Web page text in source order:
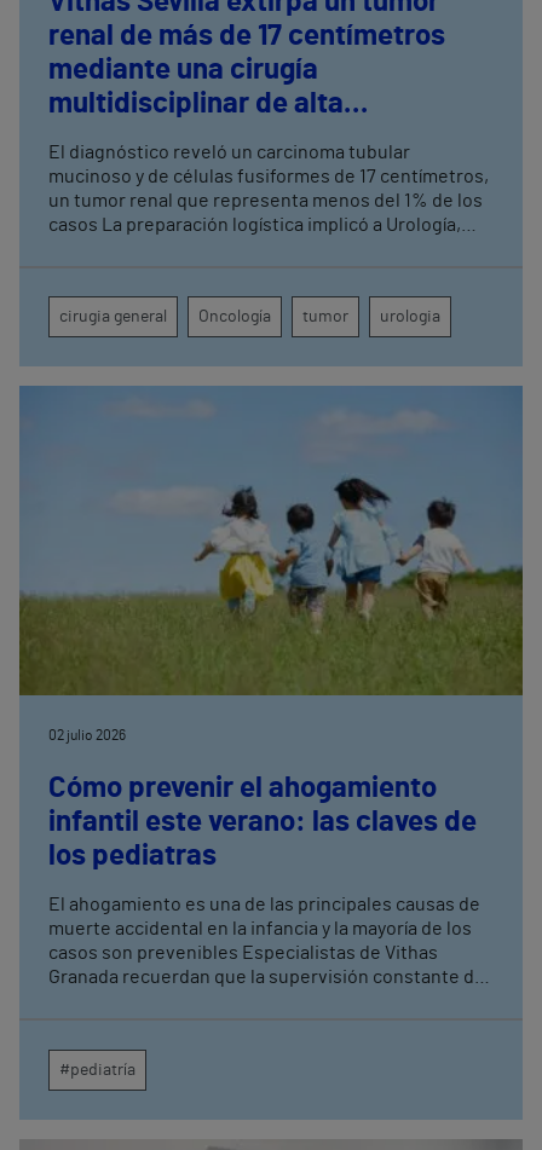
renal de más de 17 centímetros
mediante una cirugía
multidisciplinar de alta
El diagnóstico reveló un carcinoma tubular
mucinoso y de células fusiformes de 17 centímetros,
un tumor renal que representa menos del 1% de los
casos La preparación logística implicó a Urología,
cirugia general Oncología tumor urologia
02 julio 2026
Cómo prevenir el ahogamiento
infantil este verano: las claves de
los pediatras
El ahogamiento es una de las principales causas de
muerte accidental en la infancia y la mayoría de los
casos son prevenibles Especialistas de Vithas
Granada recuerdan que la supervisión constante de
#pediatría